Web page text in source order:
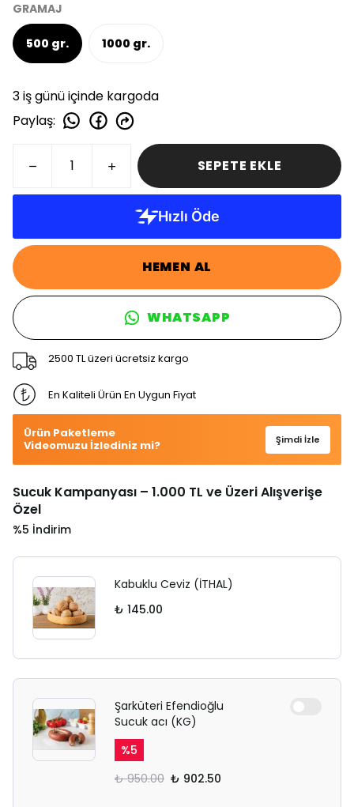
GRAMAJ
500 gr. 1000 gr.
3 iş günü içinde kargoda
Paylaş:
SEPETE EKLE
HEMEN AL
WHATSAPP
2500 TL üzeri ücretsiz kargo
En Kaliteli Ürün En Uygun Fiyat
Ürün Paketleme
Videomuzu İzlediniz mi?
Şimdi İzle
Sucuk Kampanyası – 1.000 TL ve Üzeri Alışverişe
Özel
%5 İndirim
Kabuklu Ceviz (İTHAL)
₺ 145.00
Şarküteri Efendioğlu
Sucuk acı (KG)
%5
₺ 950.00 ₺ 902.50